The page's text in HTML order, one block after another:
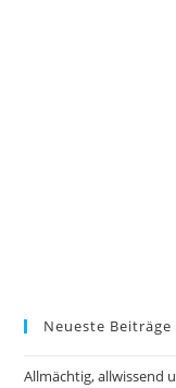
Neueste Beiträge
Allmächtig, allwissend